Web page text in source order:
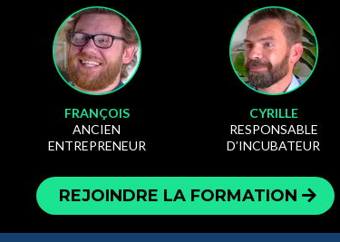
FRANÇOIS
ANCIEN
ENTREPRENEUR
CYRILLE
RESPONSABLE
D’INCUBATEUR
REJOINDRE LA FORMATION